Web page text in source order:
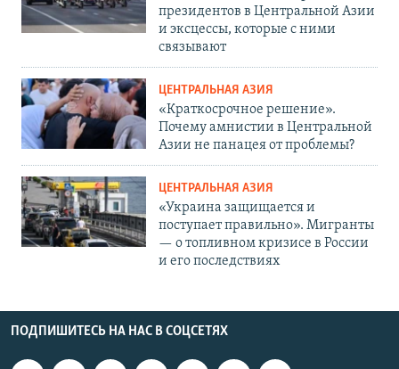
президентов в Центральной Азии
и эксцессы, которые с ними
связывают
ЦЕНТРАЛЬНАЯ АЗИЯ
«Краткосрочное решение».
Почему амнистии в Центральной
Азии не панацея от проблемы?
ЦЕНТРАЛЬНАЯ АЗИЯ
«Украина защищается и
поступает правильно». Мигранты
— о топливном кризисе в России
и его последствиях
ПОДПИШИТЕСЬ НА НАС В СОЦСЕТЯХ